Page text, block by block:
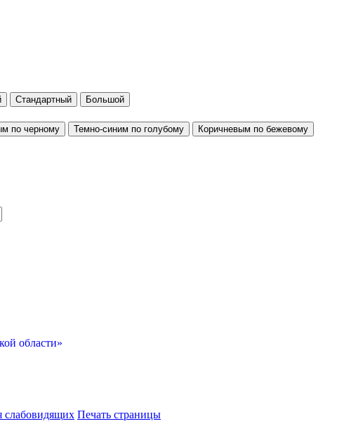
Стандартный Большой
по черному Темно-синим по голубому Коричневым по бежевому
области»
слабовидящих Печать страницы